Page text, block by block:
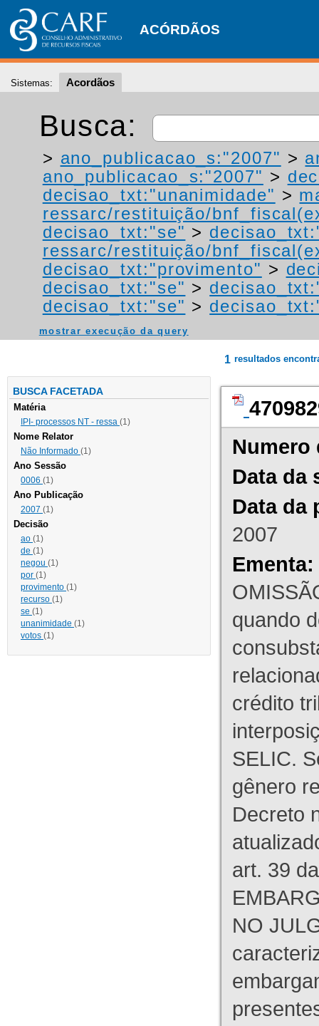
ACÓRDÃOS
Sistemas: Acordãos
Busca:
> ano_publicacao_s:"2007" >
ano_publicacao_s:"2007" >
decisao_txt:"unanimidade" >
ressarc/restituição/
decisao_txt:"se" >
ressarc/restituição/
decisao_txt:"provimento" >
decisao_txt:"se" >
decisao_txt:"se" >
mostrar execução da query
BUSCA FACETADA
Matéria
IPI- processos NT - ressa (1)
Nome Relator
Não Informado (1)
Ano Sessão
0006 (1)
Ano Publicação
2007 (1)
Decisão
ao (1)
de (1)
negou (1)
por (1)
provimento (1)
recurso (1)
se (1)
unanimidade (1)
votos (1)
1 resultados
Numero
Data da
Data da
2007
Ementa:
quando
crédito
SELIC.
gênero
Decreto
art. 39
NO